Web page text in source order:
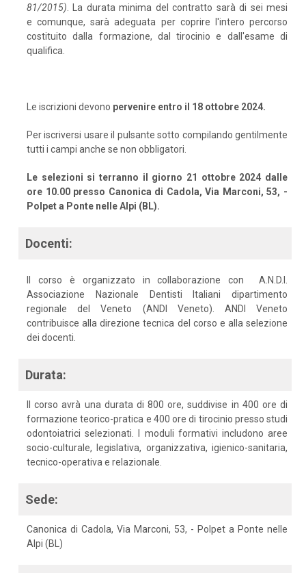
81/2015) . La durata minima del contratto sarà di sei mesi
e comunque, sarà adeguata per coprire l'intero percorso
costituito dalla formazione, dal tirocinio e dall'esame di
qualifica.
Le iscrizioni devono pervenire entro il 18 ottobre 2024.
Per iscriversi usare il pulsante sotto compilando gentilmente
tutti i campi anche se non obbligatori.
Le selezioni si terranno il giorno 21 ottobre 2024 dalle
ore 10.00 presso Canonica di Cadola, Via Marconi, 53, -
Polpet a Ponte nelle Alpi (BL).
Docenti:
Il corso è organizzato in collaborazione con A.N.D.I.
Associazione Nazionale Dentisti Italiani dipartimento
regionale del Veneto (ANDI Veneto). ANDI Veneto
contribuisce alla direzione tecnica del corso e alla selezione
dei docenti.
Durata:
Il corso avrà una durata di 800 ore, suddivise in 400 ore di
formazione teorico-pratica e 400 ore di tirocinio presso studi
odontoiatrici selezionati. I moduli formativi includono aree
socio-culturale, legislativa, organizzativa, igienico-sanitaria,
tecnico-operativa e relazionale.
Sede:
Canonica di Cadola, Via Marconi, 53, - Polpet a Ponte nelle
Alpi (BL)